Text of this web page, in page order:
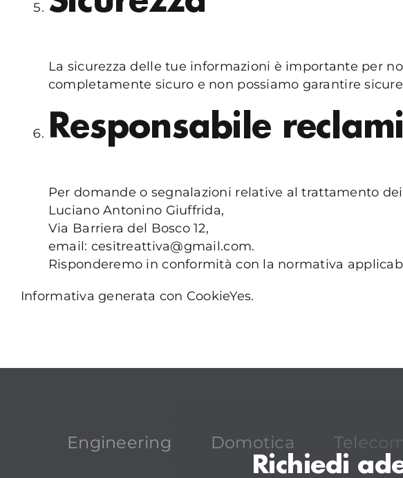
La sicurezza delle tue informazioni è importante per
completamente sicuro e non possiamo garantire
Responsabile
Per domande o segnalazioni relative al trattamento
Luciano Antonino Giuffrida,
Via Barriera del Bosco 12,
email: cesitreattiva@gmail.com.
Risponderemo in conformità con la normativa
Informativa generata con CookieYes.
Engineering Domotica
Richiedi